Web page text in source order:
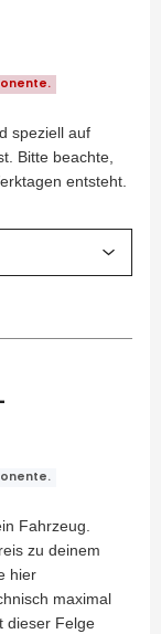
speziell auf
Bitte beachte,
entsteht.
Fahrzeug.
zu deinem
hier
maximal
dieser Felge